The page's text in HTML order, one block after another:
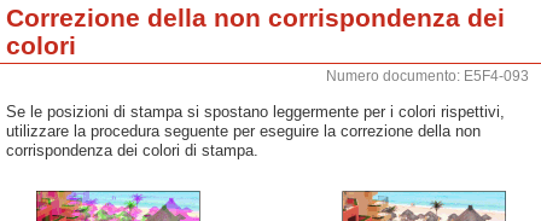
Correzione della non corrispondenza dei
colori
Numero documento: E5F4-093
Se le posizioni di stampa si spostano leggermente per i colori rispettivi,
utilizzare la procedura seguente per eseguire la correzione della non
corrispondenza dei colori di stampa.